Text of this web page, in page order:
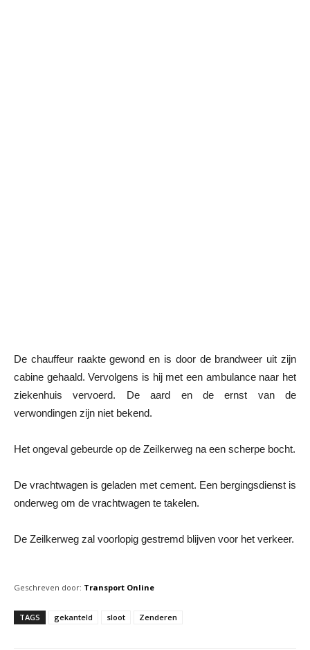
De chauffeur raakte gewond en is door de brandweer uit zijn
cabine gehaald. Vervolgens is hij met een ambulance naar het
ziekenhuis vervoerd. De aard en de ernst van de
verwondingen zijn niet bekend.
Het ongeval gebeurde op de Zeilkerweg na een scherpe bocht.
De vrachtwagen is geladen met cement. Een bergingsdienst is
onderweg om de vrachtwagen te takelen.
De Zeilkerweg zal voorlopig gestremd blijven voor het verkeer.
Geschreven door: Transport Online
TAGS gekanteld sloot Zenderen